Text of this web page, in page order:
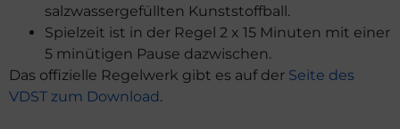
salzwassergefüllten Kunststoffball.
Spielzeit ist in der Regel 2 x 15 Minuten mit einer
5 minütigen Pause dazwischen.
Das offizielle Regelwerk gibt es auf der Seite des
VDST zum Download.